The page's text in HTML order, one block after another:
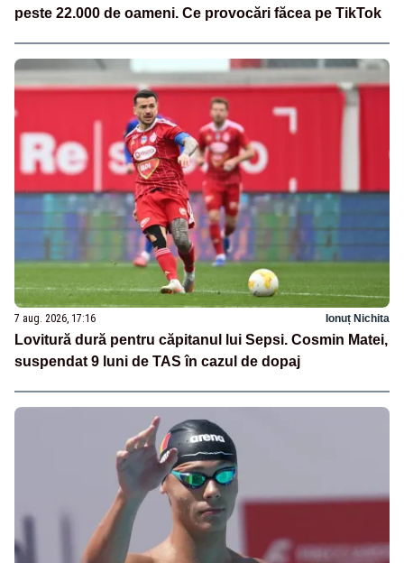
peste 22.000 de oameni. Ce provocări făcea pe TikTok
7 aug. 2026, 17:16 Ionuț Nichita
Lovitură dură pentru căpitanul lui Sepsi. Cosmin Matei,
suspendat 9 luni de TAS în cazul de dopaj